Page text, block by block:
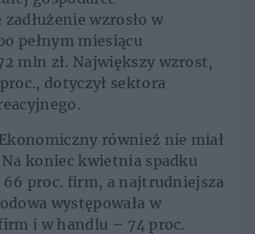
wzrosło w
pełnym miesiącu
mln zł. Największy wzrost,
dotyczył sektora
również nie miał
koniec kwietnia spadku
66 proc. firm, a najtrudniejsza
występowała w
i w handlu – 74 proc.